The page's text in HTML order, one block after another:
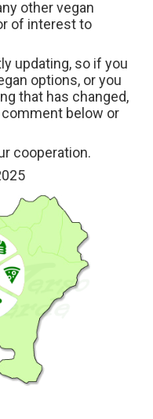
other vegan
of interest to
updating, so if you
options, or you
that has changed,
comment below or
cooperation.